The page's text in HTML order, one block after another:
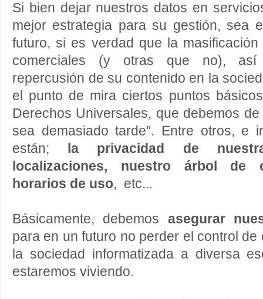
Si bien dejar nuestros datos en
mejor estrategia para su gestión, sea
futuro, si es verdad que la
comerciales (y otras que no), así
repercusión de su contenido en la
el punto de mira ciertos puntos
Derechos Universales, que debemos
sea demasiado tarde". Entre otros, e
están;
la privacidad de
localizaciones, nuestro árbol de
horarios de uso, etc...
Básicamente, debemos asegurar
para en un futuro no perder el control
la sociedad informatizada a diversa
estaremos viviendo.